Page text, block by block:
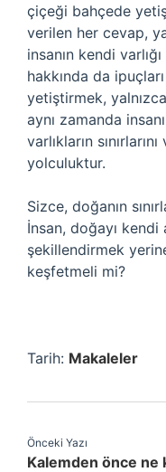
çiçeği bahçede
verilen her cevap,
insanın kendi
hakkında da
yetiştirmek,
aynı zamanda
varlıkların
yolculuktur.
Sizce, doğanın
İnsan, doğayı
şekillendirmek
keşfetmeli mi?
Tarih: Makaleler
Önceki Yazı
Kalemden önce ne